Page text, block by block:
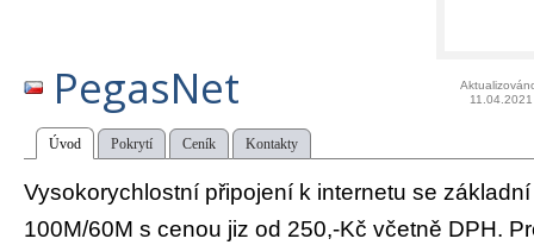
PegasNet
11.04.2021
Úvod Pokrytí Ceník Kontakty
Vysokorychlostní připojení k internetu se
100M/60M s cenou jiz od 250,-Kč včetně DPH.